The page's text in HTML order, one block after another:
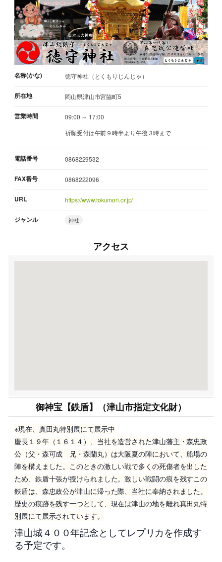
名称(かな) 徳守神社（とくもりじんじゃ）
所在地 岡山県津山市宮脇町5
営業時間
09:00 ～ 17:00
祈願受付は午前９時半より午後３時まで
電話番号 0868229532
FAX番号 0868222096
URL https://www.tokumori.or.jp/
ジャンル 神社
アクセス
御神宝【鉄盾】（津山市指定文化財）
※現在、真田丸特別展にて展示中
慶長１９年（１６１４）、当社を造営された津山藩主・森忠政
公（父・森可成 兄・森蘭丸）は大阪夏の陣において、船場の
陣を構えました。このときの激しい戦で多くの死傷者を出した
ため、鉄盾十張が授けられました。激しい戦闘の痕を残すこの
鉄盾は、森忠政公が津山に帰った際、当社に奉納されました。
歴史の痕跡を残す一つとして、現在は津山の地を離れ真田丸特
別展にて展示されています。
津山城４００年記念としてレプリカを作成す
る予定です。